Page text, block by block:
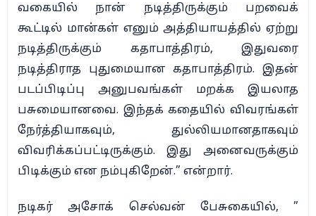
வகையில் நான் நடித்திருக்கும் பறவைக்
கூட்டில் மான்கள் எனும் அத்தியாயத்தில் ஏற்று
நடித்திருக்கும் கதாபாத்திரம், இதுவரை
நடித்திராத புதுமையான கதாபாத்திரம். இதன்
படப்பிடிப்பு அனுபவங்கள் மறக்க இயலாத
பசுமையானவை. இந்தக் கதையில் விவரங்கள்
நேர்த்தியாகவும், துல்லியமானதாகவும்
விவரிக்கப்பட்டிருக்கும். இது அனைவருக்கும்
பிடிக்கும் என நம்புகிறேன்.” என்றார்.
நடிகர் அசோக் செல்வன் பேசுகையில், ”